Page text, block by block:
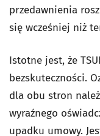
przedawnienia
się wcześniej niż
Istotne jest, że
bezskuteczności.
dla obu stron
wyraźnego
upadku umowy.